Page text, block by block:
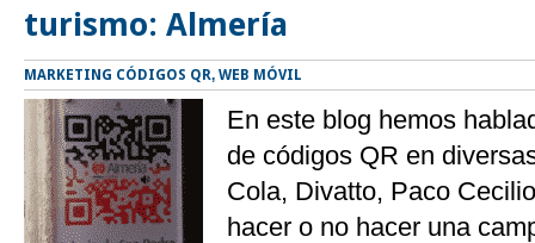
turismo: Almería
MARKETING CÓDIGOS QR, WEB MÓVIL
En este blog hemos
de códigos QR en
Cola, Divatto, Paco
hacer o no hacer una